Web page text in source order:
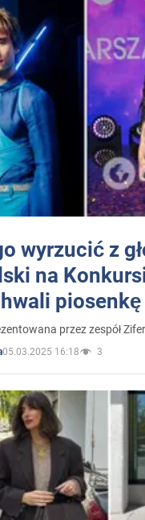
wyrzucić z
na
przez zespół
05.03.2025 16:18 3